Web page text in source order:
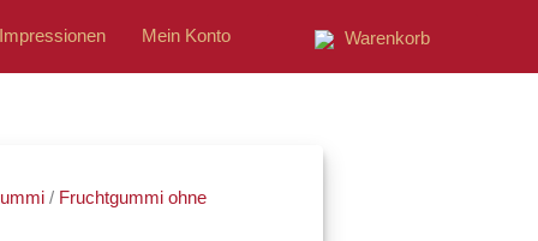
Impressionen Mein Konto Warenkorb
/ Fruchtgummi ohne